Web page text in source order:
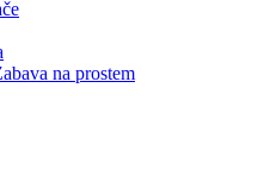
na prostem